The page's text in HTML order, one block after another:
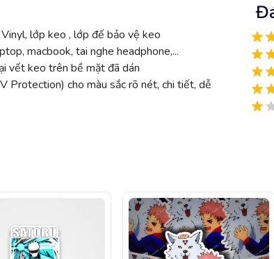
lớp keo , lớp đế bảo vệ keo
macbook, tai nghe headphone,...
vết keo trên bề mặt đã dán
Protection) cho màu sắc rõ nét, chi tiết, dễ